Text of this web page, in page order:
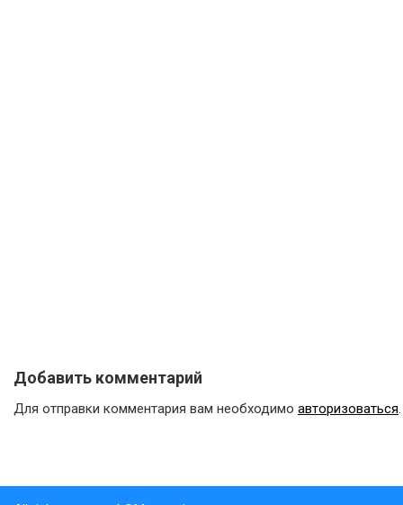
Добавить комментарий
Для отправки комментария вам необходимо авторизоваться.